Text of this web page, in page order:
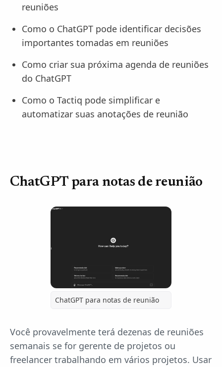
reuniões
Como o ChatGPT pode identificar decisões
importantes tomadas em reuniões
Como criar sua próxima agenda de reuniões
do ChatGPT
Como o Tactiq pode simplificar e
automatizar suas anotações de reunião
ChatGPT para notas de reunião
ChatGPT para notas de reunião
Você provavelmente terá dezenas de reuniões
semanais se for gerente de projetos ou
freelancer trabalhando em vários projetos. Usar